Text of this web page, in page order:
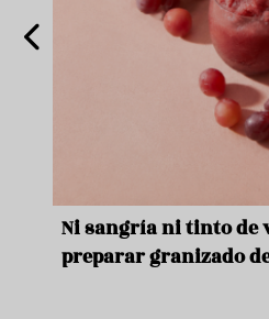
Ni sangría ni tinto de
preparar granizado